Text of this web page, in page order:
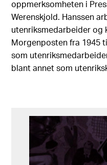
oppmerksomheten i
Werenskjold. Hanssen
utenriksmedarbeider og
Morgenposten fra 1945
som
blant annet som